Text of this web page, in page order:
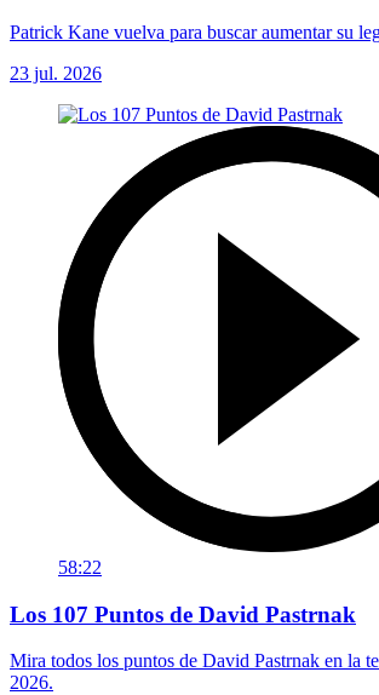
Patrick Kane vuelva para buscar aumentar su
23 jul. 2026
58:22
Los 107 Puntos de David Pastrnak
Mira todos los puntos de David Pastrnak en la
2026.